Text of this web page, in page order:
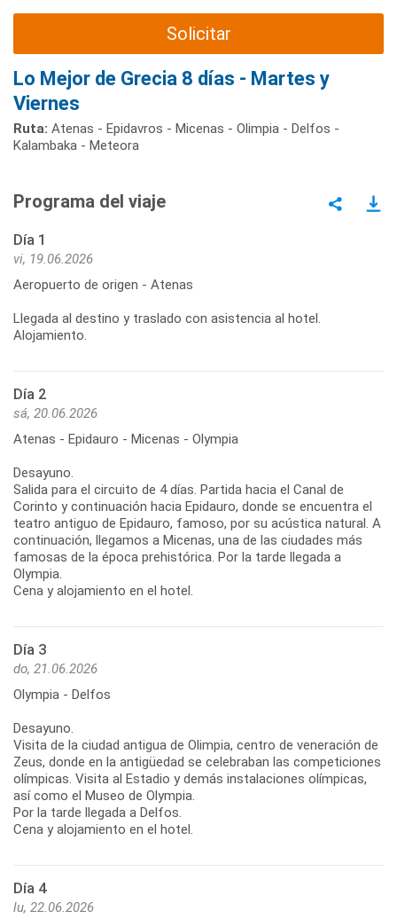
Solicitar
Lo Mejor de Grecia 8 días - Martes y
Viernes
Ruta: Atenas - Epidavros - Micenas - Olimpia - Delfos -
Kalambaka - Meteora
Programa del viaje
Día 1
vi, 19.06.2026
Aeropuerto de origen - Atenas
Llegada al destino y traslado con asistencia al hotel.
Alojamiento.
Día 2
sá, 20.06.2026
Atenas - Epidauro - Micenas - Olympia
Desayuno.
Salida para el circuito de 4 días. Partida hacia el Canal de
Corinto y continuación hacia Epidauro, donde se encuentra el
teatro antiguo de Epidauro, famoso, por su acústica natural. A
continuación, llegamos a Micenas, una de las ciudades más
famosas de la época prehistórica. Por la tarde llegada a
Olympia.
Cena y alojamiento en el hotel.
Día 3
do, 21.06.2026
Olympia - Delfos
Desayuno.
Visita de la ciudad antigua de Olimpia, centro de veneración de
Zeus, donde en la antigüedad se celebraban las competiciones
olímpicas. Visita al Estadio y demás instalaciones olímpicas,
así como el Museo de Olympia.
Por la tarde llegada a Delfos.
Cena y alojamiento en el hotel.
Día 4
lu, 22.06.2026